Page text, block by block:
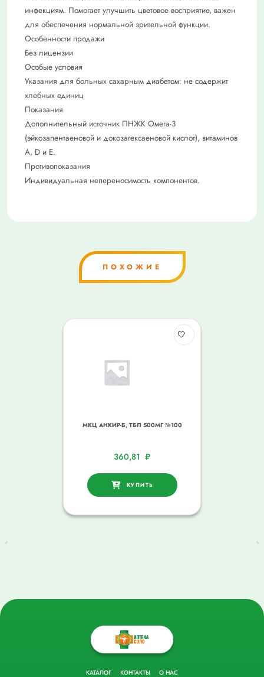
инфекциям. Помогает улучшить цветовое восприятие, важен
для обеспечения нормальной зрительной функции.
Особенности продажи
Без лицензии
Особые условия
Указания для больных сахарным диабетом: не содержит
хлебных единиц
Показания
Дополнительный источник ПНЖК Омега-3
(эйкозапентаеновой и докозагексаеновой кислот), витаминов
А, D и Е.
Противопоказания
Индивидуальная непереносимость компонентов.
ПОХОЖИЕ
МКЦ АНКИР-Б, ТБЛ 500МГ №100
360,81 ₽
КУПИТЬ
КАТАЛОГ КОНТАКТЫ О НАС